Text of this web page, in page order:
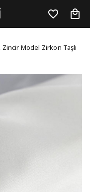
Model Zirkon Taşlı